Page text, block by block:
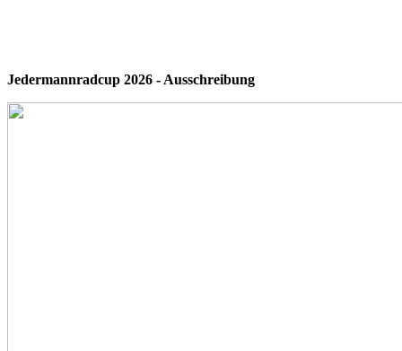
Jedermannradcup 2026 - Ausschreibung